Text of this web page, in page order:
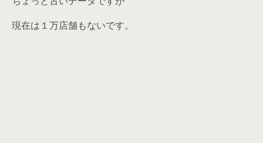
現在は１万店舗もないです。